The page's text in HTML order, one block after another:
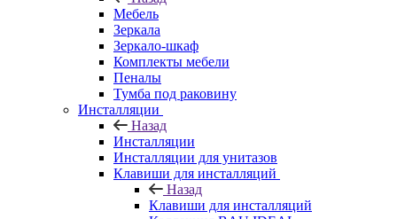
Мебель
Зеркала
Зеркало-шкаф
Комплекты мебели
Пеналы
Тумба под раковину
Инсталляции
Назад
Инсталляции
Инсталляции для унитазов
Клавиши для инсталляций
Назад
Клавиши для инсталляций